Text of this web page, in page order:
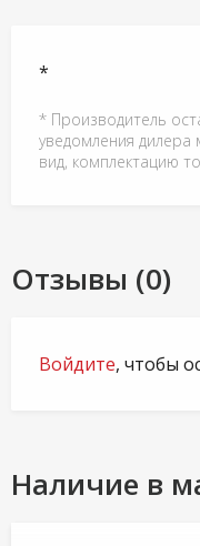
*
* Производитель
уведомления дилера
вид, комплектацию
Отзывы (0)
Войдите, чтобы
Наличие в